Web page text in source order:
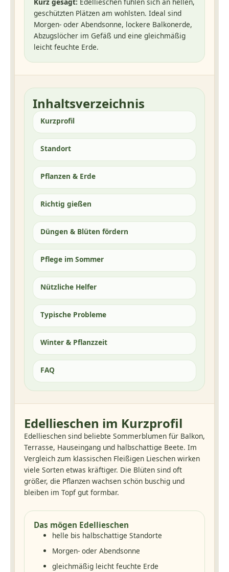
geschützten Plätzen am wohlsten. Ideal sind
Morgen- oder Abendsonne, lockere Balkonerde,
Abzugslöcher im Gefäß und eine gleichmäßig
leicht feuchte Erde.
Inhaltsverzeichnis
Kurzprofil
Standort
Pflanzen & Erde
Richtig gießen
Düngen & Blüten fördern
Pflege im Sommer
Nützliche Helfer
Typische Probleme
Winter & Pflanzzeit
FAQ
Edellieschen im Kurzprofil
Edellieschen sind beliebte Sommerblumen für Balkon,
Terrasse, Hauseingang und halbschattige Beete. Im
Vergleich zum klassischen Fleißigen Lieschen wirken
viele Sorten etwas kräftiger. Die Blüten sind oft
größer, die Pflanzen wachsen schön buschig und
bleiben im Topf gut formbar.
Das mögen Edellieschen
helle bis halbschattige Standorte
Morgen- oder Abendsonne
gleichmäßig leicht feuchte Erde